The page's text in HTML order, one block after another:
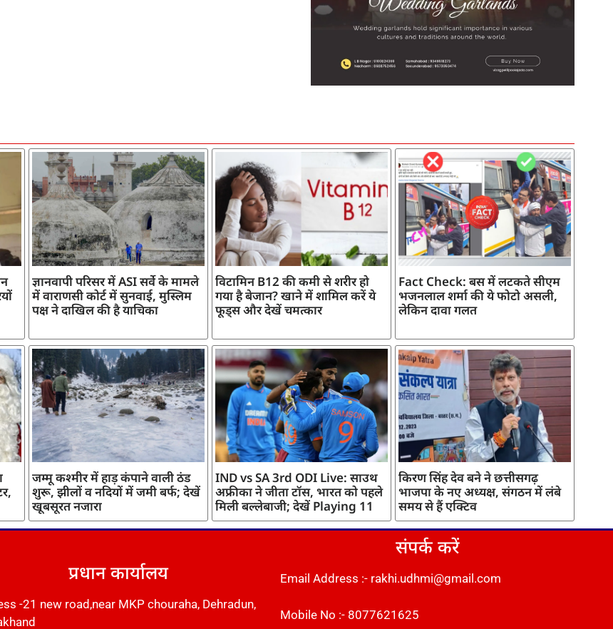
ज्ञानवापी परिसर में ASI सर्वे के मामले
में वाराणसी कोर्ट में सुनवाई, मुस्लिम
पक्ष ने दाखिल की है याचिका
विटामिन B12 की कमी से शरीर हो
गया है बेजान? खाने में शामिल करें ये
फूड्स और देखें चमत्कार
Fact Check: बस में लटकते सीएम
भजनलाल शर्मा की ये फोटो असली,
लेकिन दावा गलत
जम्मू कश्मीर में हाड़ कंपाने वाली ठंड
शुरू, झीलों व नदियों में जमी बर्फ; देखें
खूबसूरत नजारा
IND vs SA 3rd ODI Live: साउथ
अफ्रीका ने जीता टॉस, भारत को पहले
मिली बल्लेबाजी; देखें Playing 11
किरण सिंह देव बने ने छत्तीसगढ़
भाजपा के नए अध्यक्ष, संगठन में लंबे
समय से हैं एक्टिव
प्रधान कार्यालय
-21 new road,near MKP chouraha, Dehradun,
संपर्क करें
Email Address :- rakhi.udhmi@gmail.com
Mobile No :- 8077621625